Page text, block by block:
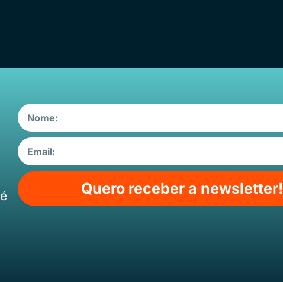
Quero receber a newsletter!